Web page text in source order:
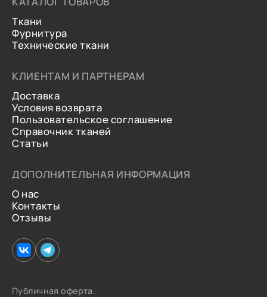
Ткани
Фурнитура
Технические ткани
КЛИЕНТАМ И ПАРТНЕРАМ
Доставка
Условия возврата
Пользовательское соглашение
Справочник тканей
Статьи
ДОПОЛНИТЕЛЬНАЯ ИНФОРМАЦИЯ
О нас
Контакты
Отзывы
Публичная оферта.